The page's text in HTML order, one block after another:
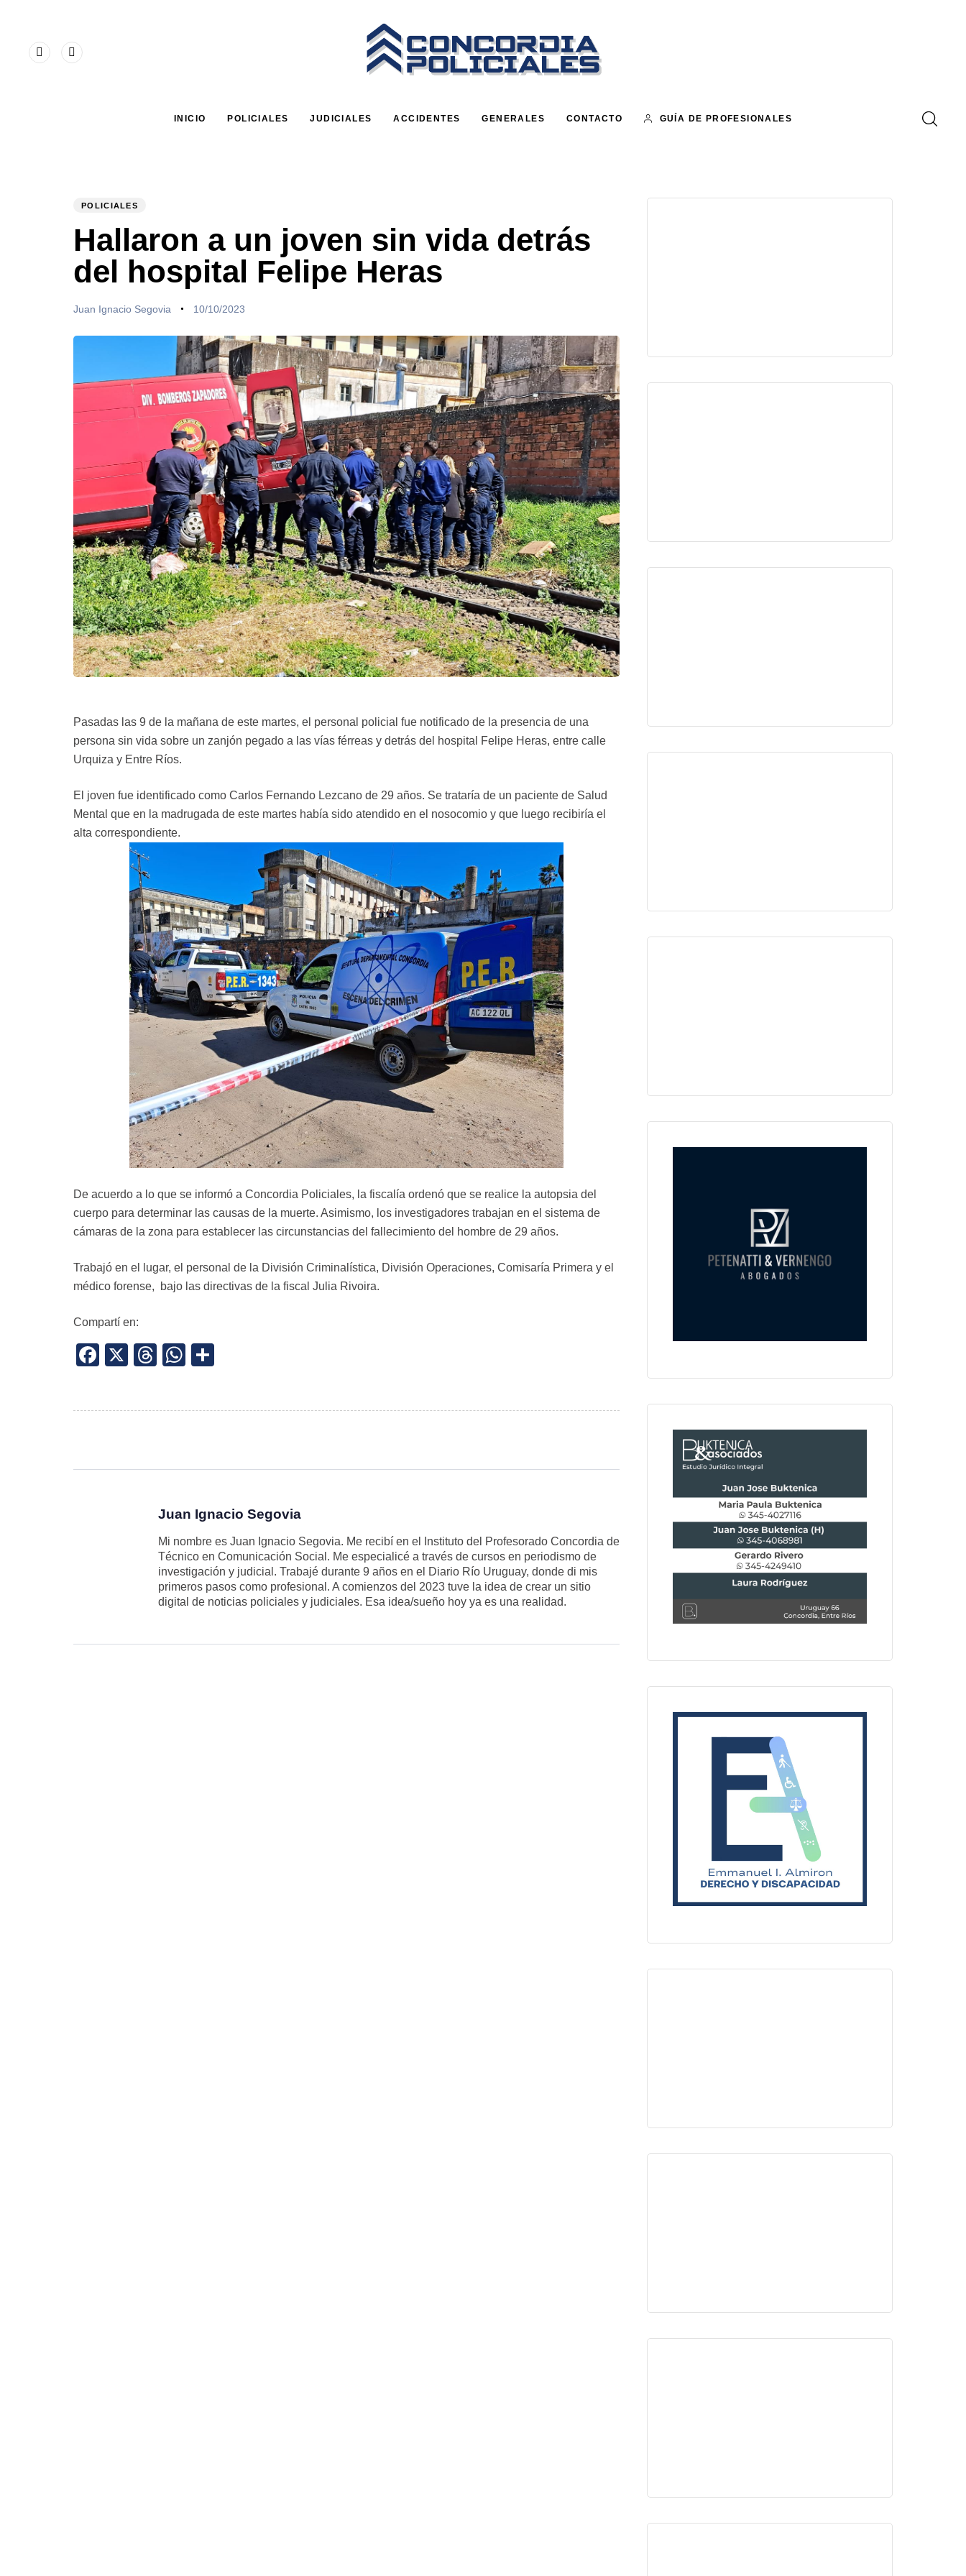
INICIO POLICIALES JUDICIALES ACCIDENTES GENERALES CONTACTO GUÍA DE PROFESIONALES
PUBLISHED
POLICIALES
Hallaron a un joven sin vida detrás
del hospital Felipe Heras
Author
Juan Ignacio Segovia
Published
10/10/2023
Pasadas las 9 de la mañana de este martes, el personal policial fue notificado de la presencia de una
persona sin vida sobre un zanjón pegado a las vías férreas y detrás del hospital Felipe Heras, entre calle
Urquiza y Entre Ríos.
El joven fue identificado como Carlos Fernando Lezcano de 29 años. Se trataría de un paciente de Salud
Mental que en la madrugada de este martes había sido atendido en el nosocomio y que luego recibiría el
alta correspondiente.
De acuerdo a lo que se informó a Concordia Policiales, la fiscalía ordenó que se realice la autopsia del
cuerpo para determinar las causas de la muerte. Asimismo, los investigadores trabajan en el sistema de
cámaras de la zona para establecer las circunstancias del fallecimiento del hombre de 29 años.
Trabajó en el lugar, el personal de la División Criminalística, División Operaciones, Comisaría Primera y el
médico forense, bajo las directivas de la fiscal Julia Rivoira.
Compartí en:
Facebook
X ThreadsWhatsApp
Juan Ignacio Segovia
Mi nombre es Juan Ignacio Segovia. Me recibí en el Instituto del Profesorado Concordia de
Técnico en Comunicación Social. Me especialicé a través de cursos en periodismo de
investigación y judicial. Trabajé durante 9 años en el Diario Río Uruguay, donde di mis
primeros pasos como profesional. A comienzos del 2023 tuve la idea de crear un sitio
digital de noticias policiales y judiciales. Esa idea/sueño hoy ya es una realidad.